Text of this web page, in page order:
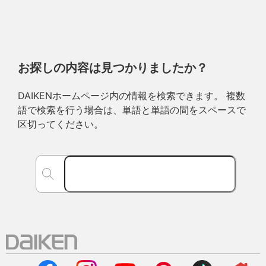
お探しの内容は見つかりましたか？
DAIKENホームページ内の情報を検索できます。 複数
語で検索を行う場合は、単語と単語の間をスペースで
区切ってください。